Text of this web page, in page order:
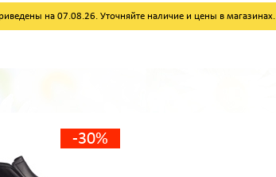
на 07.08.26. Уточняйте наличие и цены в магазинах.
-30%